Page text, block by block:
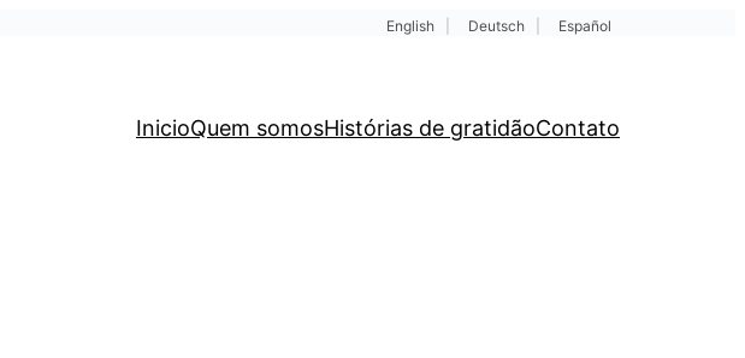
English Deutsch Español
InicioQuem somosHistórias de gratidãoContato